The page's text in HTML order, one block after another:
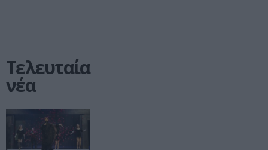
Τελευταία
νέα